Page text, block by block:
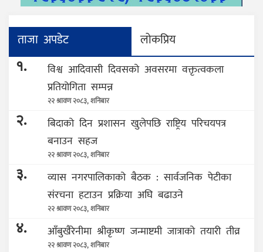
ताजा अपडेट लोकप्रिय
१.
विश्व आदिवासी दिवसको अवसरमा वक्तृत्वकला
प्रतियोगिता सम्पन्न
२२ श्रावण २०८३, शनिबार
२.
बिदाको दिन प्रशासन खुलेपछि राष्ट्रिय परिचयपत्र
बनाउन सहज
२२ श्रावण २०८३, शनिबार
३.
व्यास नगरपालिकाको बैठक : सार्वजनिक पेटीका
संरचना हटाउन प्रक्रिया अघि बढाउने
२२ श्रावण २०८३, शनिबार
४. आँबुखैरेनीमा श्रीकृष्ण जन्माष्टमी जात्राको तयारी तीव्र
२२ श्रावण २०८३, शनिबार